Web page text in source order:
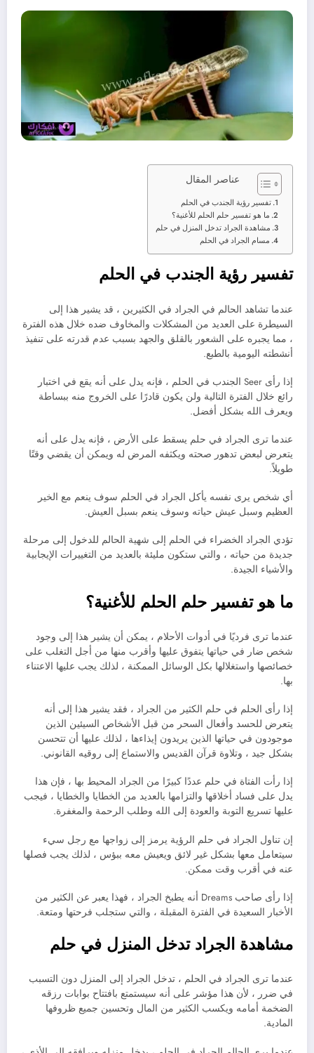
عناصر المقال
تفسير رؤية الجندب في الحلم
ما هو تفسير حلم الحلم للأغنية؟
مشاهدة الجراد تدخل المنزل في حلم
مسام الجراد في الحلم
تفسير رؤية الجندب في الحلم
عندما تشاهد الحالم في الجراد في الكثيرين ، قد يشير هذا إلى
السيطرة على العديد من المشكلات والمخاوف ضده خلال هذه الفترة
، مما يجبره على الشعور بالقلق والجهد بسبب عدم قدرته على تنفيذ
أنشطته اليومية بالطبع.
إذا رأى Seer الجندب في الحلم ، فإنه يدل على أنه يقع في اختبار
رائع خلال الفترة التالية ولن يكون قادرًا على الخروج منه ببساطة
ويعرف الله بشكل أفضل.
عندما ترى الجراد في حلم يسقط على الأرض ، فإنه يدل على أنه
يتعرض لبعض تدهور صحته ويكثفه المرض له ويمكن أن يقضي وقتًا
طويلاً.
أي شخص يرى نفسه يأكل الجراد في الحلم سوف ينعم مع الخير
العظيم وسبل عيش حياته وسوف ينعم بسبل العيش.
تؤدي الجراد الخضراء في الحلم إلى شهية الحالم للدخول إلى مرحلة
جديدة من حياته ، والتي ستكون مليئة بالعديد من التغييرات الإيجابية
والأشياء الجيدة.
ما هو تفسير حلم الحلم للأغنية؟
عندما ترى فرديًا في أدوات الأحلام ، يمكن أن يشير هذا إلى وجود
شخص ضار في حياتها يتفوق عليها وأقرب منها من أجل التغلب على
خصائصها واستغلالها بكل الوسائل الممكنة ، لذلك يجب عليها الاعتناء
بها.
إذا رأى الحلم في حلم الكثير من الجراد ، فقد يشير هذا إلى أنه
يتعرض للحسد وأفعال السحر من قبل الأشخاص السيئين الذين
موجودون في حياتها الذين يريدون إيذاءها ، لذلك عليها أن تتحسن
بشكل جيد ، وتلاوة قرآن القديس والاستماع إلى روقيه القانوني.
إذا رأت الفتاة في حلم عددًا كبيرًا من الجراد المحيط بها ، فإن هذا
يدل على فساد أخلاقها والتزامها بالعديد من الخطايا والخطايا ، فيجب
عليها تسريع التوبة والعودة إلى الله وطلب الرحمة والمغفرة.
إن تناول الجراد في حلم الرؤية يرمز إلى زواجها مع رجل سيء
سيتعامل معها بشكل غير لائق ويعيش معه ببؤس ، لذلك يجب فصلها
عنه في أقرب وقت ممكن.
إذا رأى صاحب Dreams أنه يطبخ الجراد ، فهذا يعبر عن الكثير من
الأخبار السعيدة في الفترة المقبلة ، والتي ستجلب فرحتها ومتعة.
مشاهدة الجراد تدخل المنزل في حلم
عندما ترى الجراد في الحلم ، تدخل الجراد إلى المنزل دون التسبب
في ضرر ، لأن هذا مؤشر على أنه سيستمتع بافتتاح بوابات رزقه
الضخمة أمامه ويكسب الكثير من المال وتحسين جميع ظروفها
المادية.